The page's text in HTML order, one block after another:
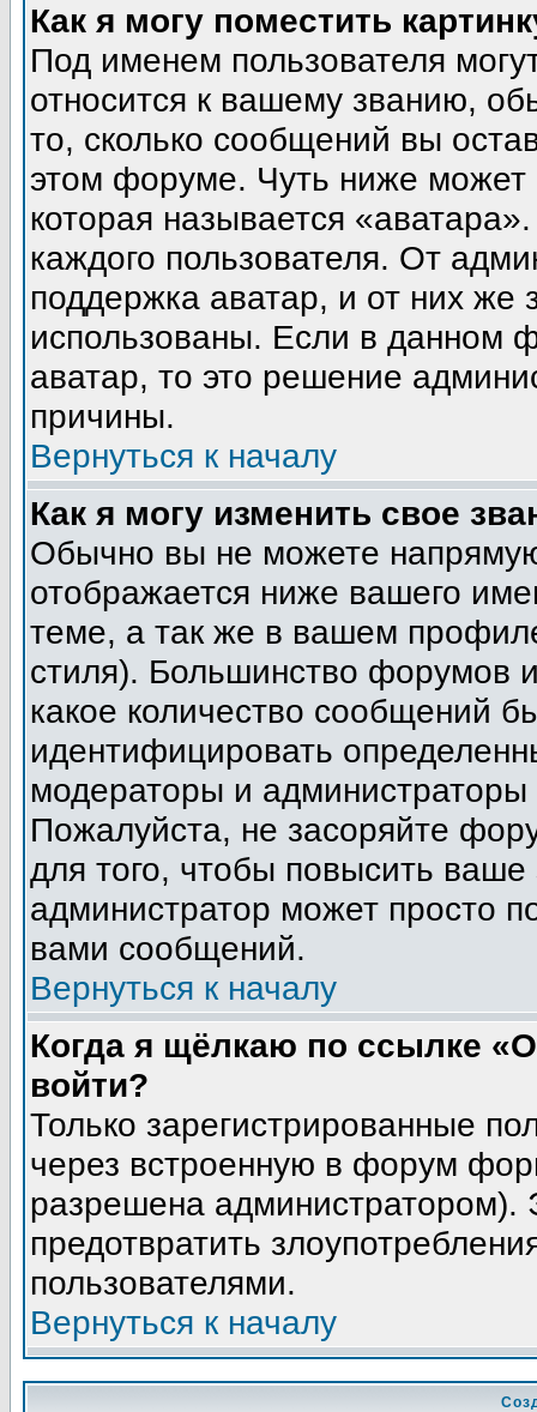
Как я могу поместить
Под именем пользователя
относится к вашему званию,
то, сколько сообщений вы
этом форуме. Чуть ниже может
которая называется
каждого пользователя. От
поддержка аватар, и от них же
использованы. Если в данном
аватар, то это решение
причины.
Вернуться к началу
Как я могу изменить свое
Обычно вы не можете
отображается ниже вашего
теме, а так же в вашем
стиля). Большинство форумов
какое количество сообщений
идентифицировать
модераторы и
Пожалуйста, не засоряйте
для того, чтобы повысить
администратор может просто
вами сообщений.
Вернуться к началу
Когда я щёлкаю по ссылке
войти?
Только зарегистрированные
через встроенную в форум
разрешена администратором).
предотвратить
пользователями.
Вернуться к началу